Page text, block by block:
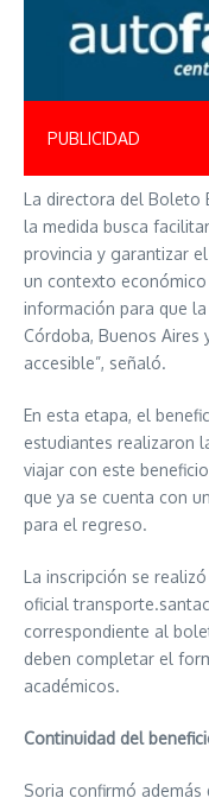
PUBLICIDAD
La directora del Boleto
la medida busca
provincia y garantizar
un contexto
información para que
Córdoba, Buenos Aires
accesible”, señaló.
En esta etapa, el
estudiantes realizaron
viajar con este
que ya se cuenta con
para el regreso.
La inscripción se
oficial
correspondiente al
deben completar el
académicos.
Continuidad del
Soria confirmó además